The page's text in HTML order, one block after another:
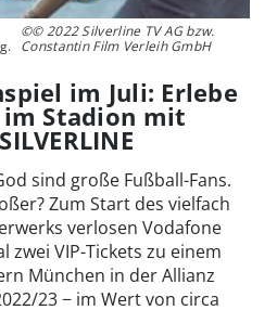
©© 2022 Silverline TV AG bzw.
Constantin Film Verleih GmbH
im Juli: Erlebe
im Stadion mit
sind große Fußball-Fans.
Zum Start des vielfach
verlosen Vodafone
zwei VIP-Tickets zu einem
München in der Allianz
23 − im Wert von circa